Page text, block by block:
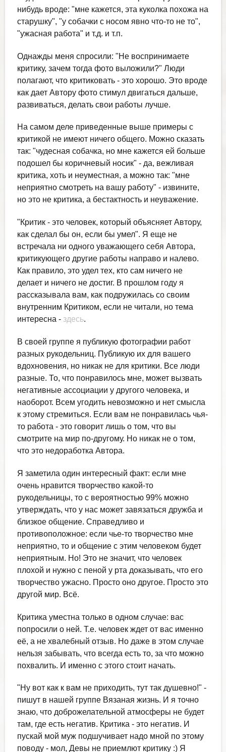
нибудь вроде: "мне кажется, эта куколка похожа на
старушку", "у собачки с носом явно что-то не то",
"ужасная работа" и т.д. и т.п.
Однажды меня спросили: "Не воспринимаете
критику, зачем тогда фото выложили?" Люди
полагают, что критиковать - это хорошо. Это вроде
как дает Автору фото стимул двигаться дальше,
развиваться, делать свои работы лучше.
На самом деле приведенные выше примеры с
критикой не имеют ничего общего. Можно сказать
так: "чудесная собачка, но мне кажется ей больше
подошел бы коричневый носик" - да, вежливая
критика, хоть и неуместная, а можно так: "мне
неприятно смотреть на вашу работу" - извините,
но это не критика, а бестактность и неуважение.
"Критик - это человек, который объясняет Автору,
как сделал бы он, если бы умел". Я еще не
встречала ни одного уважающего себя Автора,
критикующего другие работы направо и налево.
Как правило, это удел тех, кто сам ничего не
делает и ничего не достиг. В прошлом году я
рассказывала вам, как подружилась со своим
внутренним Критиком, если не читали, но тема
интересна - здесь.
В своей группе я публикую фотографии работ
разных рукодельниц. Публикую их для вашего
вдохновения, но никак не для критики. Все люди
разные. То, что понравилось мне, может вызвать
негативные ассоциации у другого человека, и
наоборот. Всем угодить невозможно и нет смысла
к этому стремиться. Если вам не понравилась чья-
то работа - это говорит лишь о том, что вы
смотрите на мир по-другому. Но никак не о том,
что это недоработка Автора.
Я заметила один интересный факт: если мне
очень нравится творчество какой-то
рукодельницы, то с вероятностью 99% можно
утверждать, что у нас может завязаться дружба и
близкое общение. Справедливо и
противоположное: если чье-то творчество мне
неприятно, то и общение с этим человеком будет
неприятным. Но! Это не значит, что человек
плохой и нужно с пеной у рта доказывать, что его
творчество ужасно. Просто оно другое. Просто это
другой мир. Всё.
Критика уместна только в одном случае: вас
попросили о ней. Т.е. человек ждет от вас именно
её, а не хвалебный отзыв. Но даже в этом случае
нельзя забывать, что всегда есть то, за что можно
похвалить. И именно с этого стоит начать.
"Ну вот как к вам не приходить, тут так душевно!" -
пишут в нашей группе Вязаная жизнь. И я точно
знаю, что доброжелательной атмосферы не будет
там, где есть негатив. Критика - это негатив. И
пускай мой муж подшучивает надо мной по этому
поводу - мол, Девы не приемлют критику :) Я